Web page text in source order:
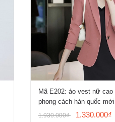
Mã E202: áo vest nữ
phong cách hàn quốc mới
1.930.000₫ 1.330.000₫